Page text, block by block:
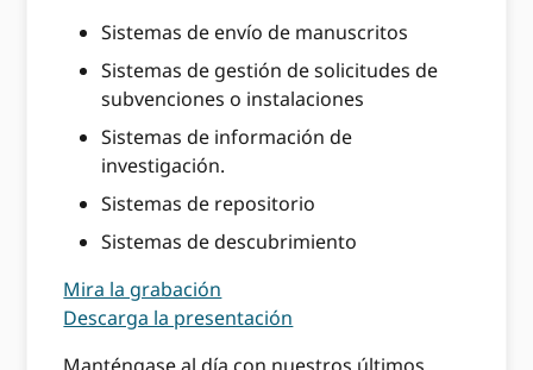
Sistemas de envío de manuscritos
Sistemas de gestión de solicitudes de
subvenciones o instalaciones
Sistemas de información de
investigación.
Sistemas de repositorio
Sistemas de descubrimiento
Mira la grabación
Descarga la presentación